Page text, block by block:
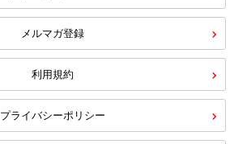
メルマガ登録
利用規約
プライバシーポリシー